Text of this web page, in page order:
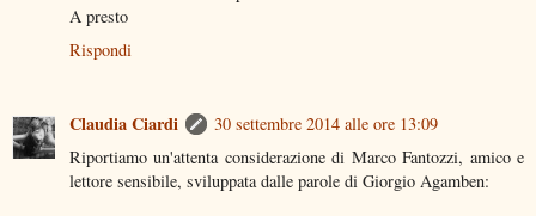
A presto
Rispondi
Claudia Ciardi
30 settembre 2014 alle ore 13:09
Riportiamo un'attenta considerazione di Marco Fantozzi, amico e
lettore sensibile, sviluppata dalle parole di Giorgio Agamben: